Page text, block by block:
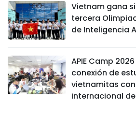
Vietnam gana
tercera
de Inteligencia
APIE Camp
conexión de
vietnamitas
internacional